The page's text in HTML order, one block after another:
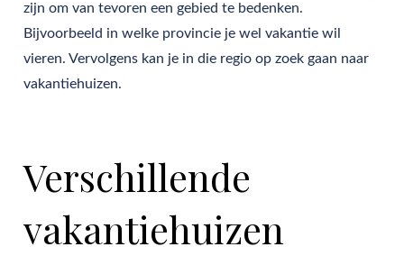
zijn om van tevoren een gebied te bedenken.
Bijvoorbeeld in welke provincie je wel vakantie wil
vieren. Vervolgens kan je in die regio op zoek gaan naar
vakantiehuizen.
Verschillende
vakantiehuizen